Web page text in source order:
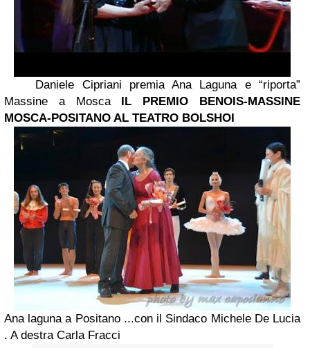
Daniele Cipriani premia Ana Laguna e “riporta”
Massine a Mosca
IL PREMIO BENOIS-MASSINE
MOSCA-POSITANO AL TEATRO BOLSHOI
Ana laguna a Positano ...con il Sindaco Michele De Lucia
. A destra Carla Fracci